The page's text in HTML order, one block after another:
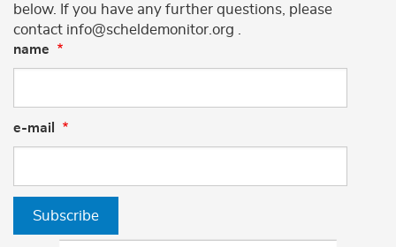
below. If you have any further questions, please
contact info@scheldemonitor.org .
name
e-mail
Subscribe